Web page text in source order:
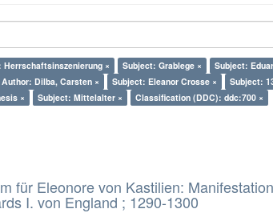
Herrschaftsinszenierung × Subject: Grablege ×
Subject:
Author: Dilba, Carsten × Subject: Eleanor Crosse ×
Subject:
× Subject: Mittelalter × Classification (DDC): ddc:700 ×
für Eleonore von Kastilien:
I. von England ; 1290-1300